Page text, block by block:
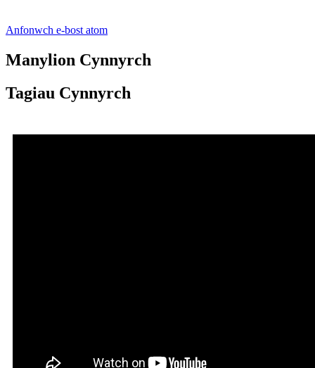
Anfonwch e-bost atom
Manylion Cynnyrch
Tagiau Cynnyrch